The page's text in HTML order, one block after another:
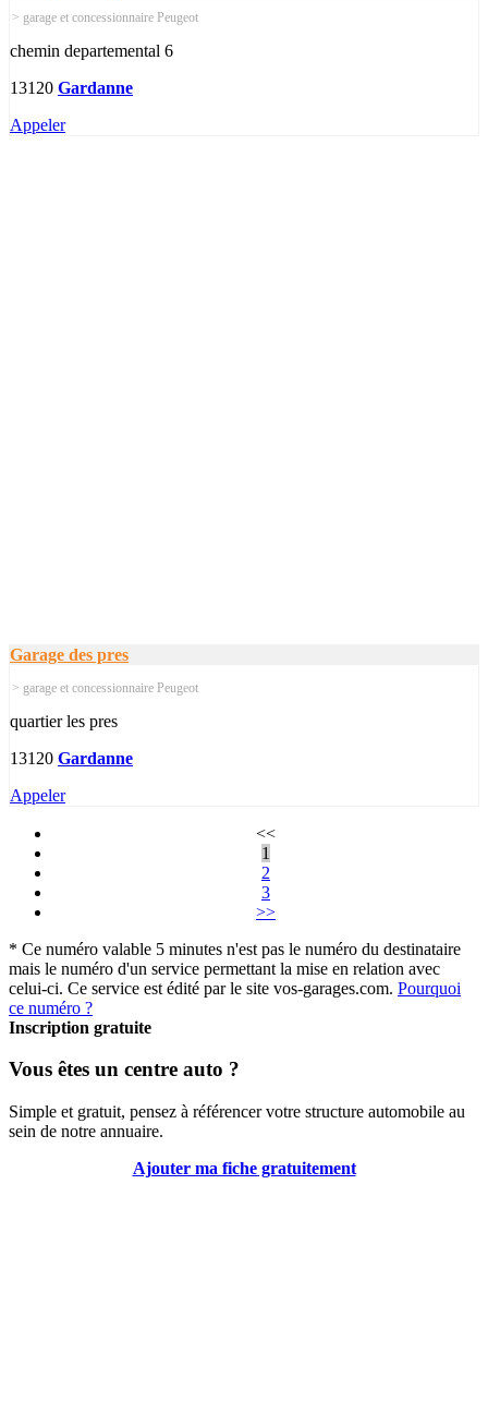
> garage et concessionnaire Peugeot
chemin departemental 6
13120 Gardanne
Appeler
Garage des pres
> garage et concessionnaire Peugeot
quartier les pres
13120 Gardanne
Appeler
<<
1
2
3
>>
* Ce numéro valable 5 minutes n'est pas le numéro du destinataire
mais le numéro d'un service permettant la mise en relation avec
celui-ci. Ce service est édité par le site vos-garages.com. Pourquoi
ce numéro ?
Inscription gratuite
Vous êtes un centre auto ?
Simple et gratuit, pensez à référencer votre structure automobile au
sein de notre annuaire.
Ajouter ma fiche gratuitement